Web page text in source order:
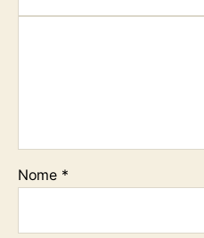
Nome *